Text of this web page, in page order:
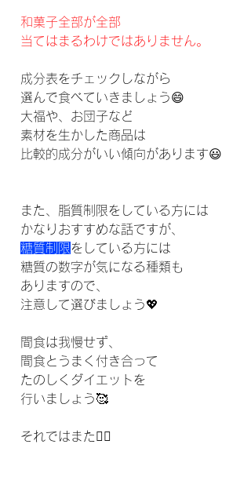
和菓子全部が全部
当てはまるわけではありません。
成分表をチェックしながら
選んで食べていきましょう😄
大福や、お団子など
素材を生かした商品は
比較的成分がいい傾向があります😃
また、脂質制限をしている方には
かなりおすすめな話ですが、
糖質制限をしている方には
糖質の数字が気になる種類も
ありますので、
注意して選びましょう💖
間食は我慢せず、
間食とうまく付き合って
たのしくダイエットを
行いましょう🥰
それではまた🙇‍♀️